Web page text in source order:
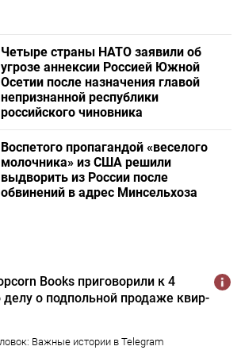
Четыре страны НАТО заявили об
угрозе аннексии Россией Южной
Осетии после назначения главой
непризнанной республики
российского чиновника
Воспетого пропагандой «веселого
молочника» из США решили
выдворить из России после
обвинений в адрес Минсельхоза